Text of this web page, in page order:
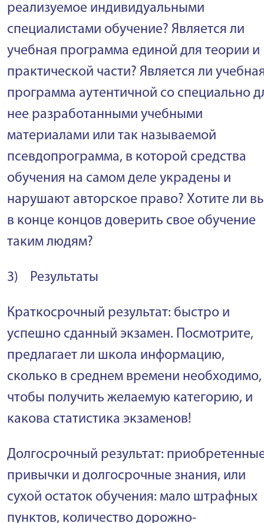
реализуемое индивидуальными
специалистами обучение? Является ли
учебная программа единой для теории и
практической части? Является ли
программа аутентичной со специально
нее разработанными учебными
материалами или так называемой
псевдопрограмма, в которой средства
обучения на самом деле украдены и
нарушают авторское право? Хотите ли
в конце концов доверить свое обучение
таким людям?
3) Результаты
Краткосрочный результат: быстро и
успешно сданный экзамен. Посмотрите,
предлагает ли школа информацию,
сколько в среднем времени необходимо,
чтобы получить желаемую категорию, и
какова статистика экзаменов!
Долгосрочный результат:
привычки и долгосрочные знания, или
сухой остаток обучения: мало штрафных
пунктов, количество дорожно-